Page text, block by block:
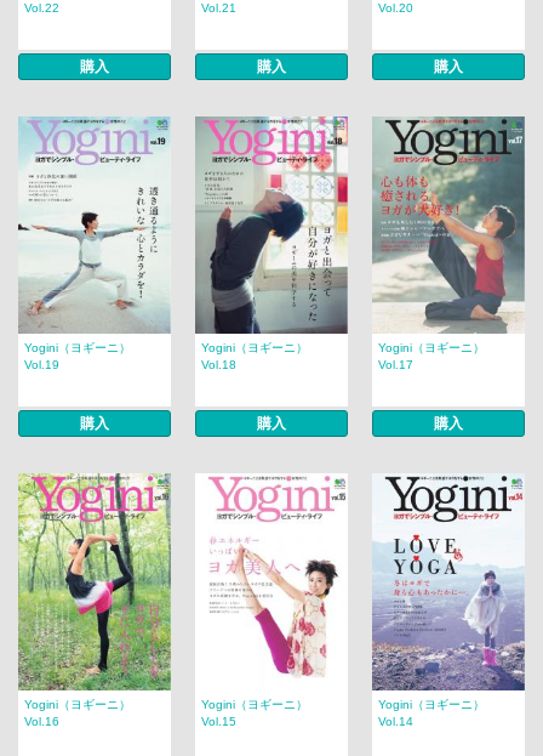
Vol.22
購入
Vol.21
購入
Vol.20
購入
Yogini（ヨギーニ）
Vol.19
購入
Yogini（ヨギーニ）
Vol.18
購入
Yogini（ヨギーニ）
Vol.17
購入
Yogini（ヨギーニ）
Vol.16
Yogini（ヨギーニ）
Vol.15
Yogini（ヨギーニ）
Vol.14